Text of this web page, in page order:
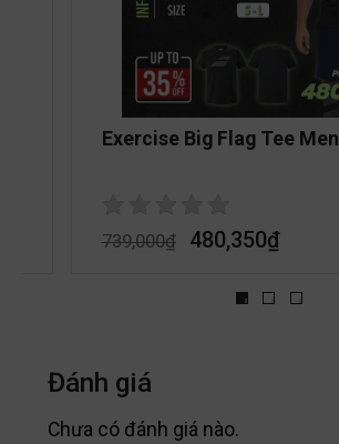
Exercise Big Flag Tee Men
739,000₫ 480,350₫
Đánh giá
Chưa có đánh giá nào.